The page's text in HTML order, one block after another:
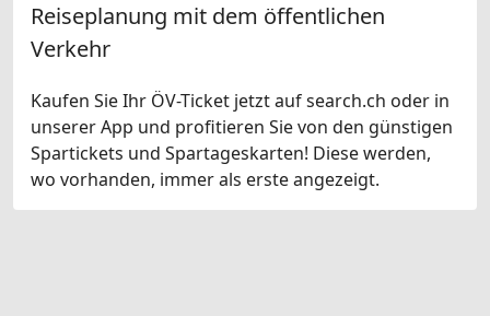
Reiseplanung mit dem öffentlichen
Verkehr
Kaufen Sie Ihr ÖV-Ticket jetzt auf search.ch oder in
unserer App und profitieren Sie von den günstigen
Spartickets und Spartageskarten! Diese werden,
wo vorhanden, immer als erste angezeigt.